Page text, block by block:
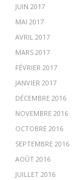
JUIN 2017
MAI 2017
AVRIL 2017
MARS 2017
FÉVRIER 2017
JANVIER 2017
DÉCEMBRE 2016
NOVEMBRE 2016
OCTOBRE 2016
SEPTEMBRE 2016
AOÛT 2016
JUILLET 2016